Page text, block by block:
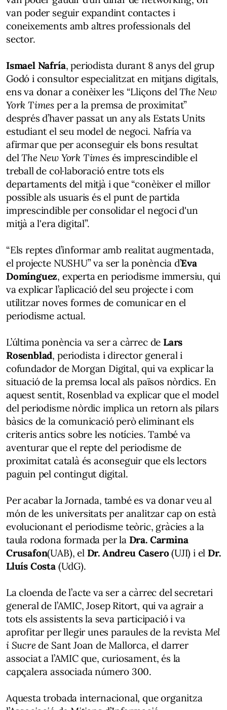
van poder seguir expandint contactes i
coneixements amb altres professionals del
sector.
Ismael Nafría, periodista durant 8 anys del grup
Godó i consultor especialitzat en mitjans digitals,
ens va donar a conèixer les “Lliçons delThe New
York Times per a la premsa de proximitat”
després d’haver passat un any als Estats Units
estudiant el seu model de negoci. Nafría va
afirmar que per aconseguir els bons resultat
delThe New York Timesés imprescindible el
treball de col·laboració entre tots els
departaments del mitjà i que “conèixer el millor
possible als usuaris és el punt de partida
imprescindible per consolidar el negoci d'un
mitjà a l'era digital”.
“Els reptes d’informar amb realitat augmentada,
el projecte NUSHU” va ser la ponència d’Eva
Domínguez, experta en periodisme immersiu, qui
va explicar l’aplicació del seu projecte i com
utilitzar noves formes de comunicar en el
periodisme actual.
L’última ponència va ser a càrrec de Lars
Rosenblad, periodista i director general i
cofundador de Morgan Digital, qui va explicar la
situació de la premsa local als països nòrdics. En
aquest sentit, Rosenblad va explicar que el model
del periodisme nòrdic implica un retorn als pilars
bàsics de la comunicació però eliminant els
criteris antics sobre les notícies. També va
aventurar que el repte del periodisme de
proximitat català és aconseguir que els lectors
paguin pel contingut digital.
Per acabar la Jornada, també es va donar veu al
món de les universitats per analitzar cap on està
evolucionant el periodisme teòric, gràcies a la
taula rodona formada per la Dra. Carmina
Crusafon(UAB), el Dr. Andreu Casero(UJI) i el Dr.
Lluís Costa(UdG).
La cloenda de l’acte va ser a càrrec del secretari
general de l’AMIC, Josep Ritort, qui va agrair a
tots els assistents la seva participació i va
aprofitar per llegir unes paraules de la revista Mel
i Sucrede Sant Joan de Mallorca, el darrer
associat a l’AMIC que, curiosament, és la
capçalera associada número 300.
Aquesta trobada internacional, que organitza